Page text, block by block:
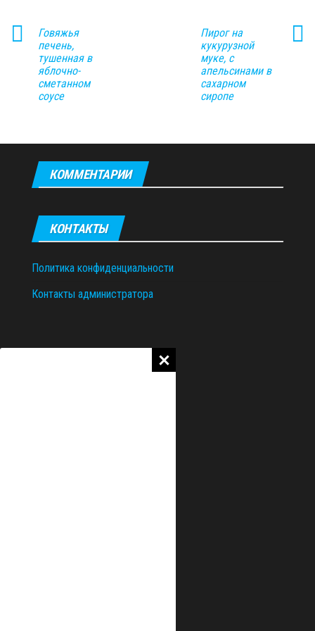
Говяжья
печень,
тушенная в
яблочно-
сметанном
соусе
Пирог на
кукурузной
муке, с
апельсинами в
сахарном
сиропе
КОММЕНТАРИИ
КОНТАКТЫ
Политика конфиденциальности
Контакты администратора